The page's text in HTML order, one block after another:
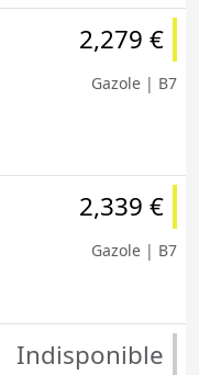
2,279 €
Gazole | B7
2,339 €
Gazole | B7
Indisponible